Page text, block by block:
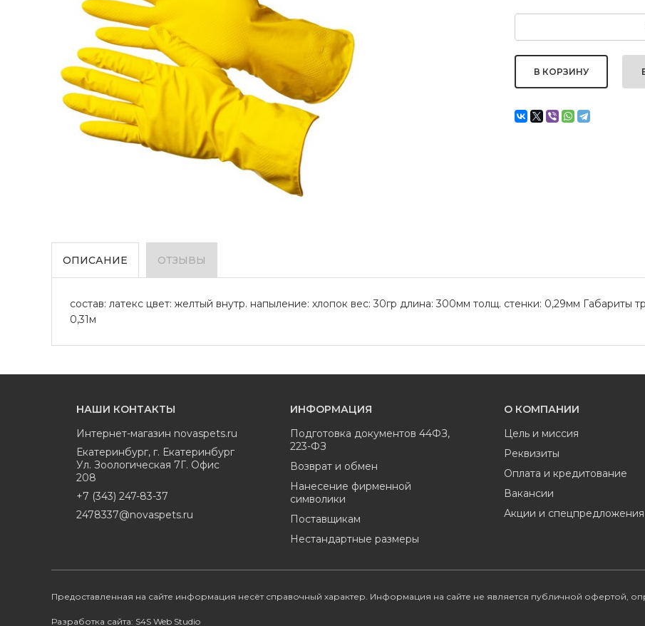
ОПИСАНИЕ ОТЗЫВЫ
состав: латекс цвет: желтый внутр. напыление: хлопок вес: 30гр длина: 300мм толщ. стенки: 0,29мм Габариты
0,31м
НАШИ КОНТАКТЫ
Интернет-магазин novaspets.ru
Екатеринбург, г. Екатеринбург
Ул. Зоологическая 7Г. Офис
208
+7 (343) 247-83-37
2478337@novaspets.ru
ИНФОРМАЦИЯ
Подготовка документов 44ФЗ,
223-ФЗ
Возврат и обмен
Нанесение фирменной
символики
Поставщикам
Нестандартные размеры
О КОМПАНИИ
Цель и миссия
Реквизиты
Оплата и кредитование
Вакансии
Акции и спецпредложения
Предоставленная на сайте информация несёт справочный характер. Информация на сайте не является публичной офертой,
Разработка сайта: S4S Web Studio